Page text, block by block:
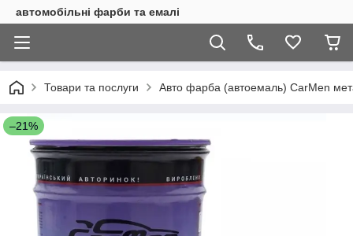
автомобільні фарби та емалі
Товари та послуги Авто фарба (автоемаль) CarMen
–21%